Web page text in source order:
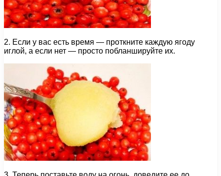
2. Если у вас есть время — проткните каждую ягоду
иглой, а если нет — просто побланшируйте их.